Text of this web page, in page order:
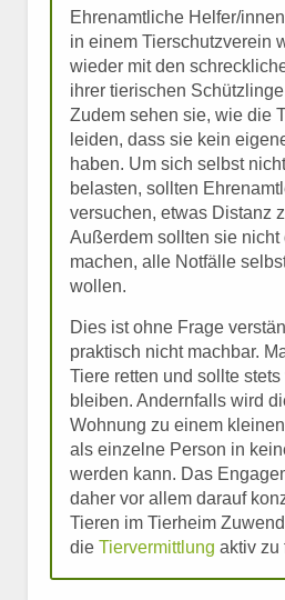
Ehrenamtliche Helfer/
in einem Tierschutzverein
wieder mit den
ihrer tierischen
Zudem sehen sie, wie die
leiden, dass sie kein
haben. Um sich selbst
belasten, sollten
versuchen, etwas Distanz
Außerdem sollten sie nicht
machen, alle Notfälle
wollen.
Dies ist ohne Frage
praktisch nicht machbar.
Tiere retten und sollte stets
bleiben. Andernfalls wird
Wohnung zu einem
als einzelne Person in
werden kann. Das
daher vor allem darauf
Tieren im Tierheim
die Tiervermittlung aktiv zu